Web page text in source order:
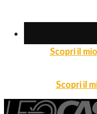
Scopri il
Scopri il